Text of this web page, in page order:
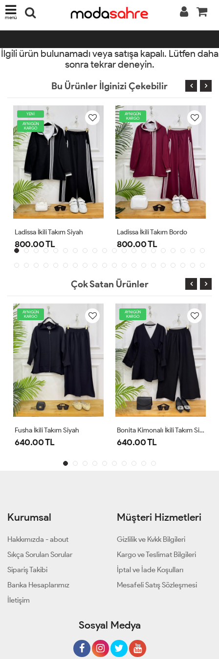
menü
İlgili ürün bulunamadı veya satışa kapalı. Lütfen daha
sonra tekrar deneyin.
Bu Ürünler İlginizi Çekebilir
Siyah
AYNIGÜN
KARGO
Ladissa İkili Takım Bordo
YENİ
AYNIGÜN
KARGO
Midas Oyşo
Çok Satan Ürünler
AYNIGÜN
KARGO
Fusha İkili Takım Siyah
640.00 TL
AYNIGÜN
KARGO
Bonita Kimonalı İkili Takım Siyah
640.00 TL
Kurumsal
Hakkımızda - about
Sıkça Sorulan Sorular
Sipariş Takibi
Banka Hesaplarımız
İletişim
Müşteri Hizmetleri
Gizlilik ve Kvkk Bilgileri
Kargo ve Teslimat Bilgileri
İptal ve İade Koşulları
Mesafeli Satış Sözleşmesi
Sosyal Medya